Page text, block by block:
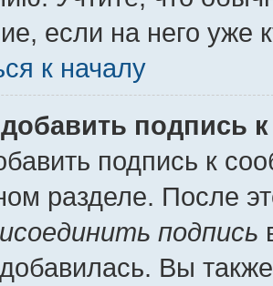
если на него уже
к началу
подпись
подпись к
разделе. После
подпись
Вы